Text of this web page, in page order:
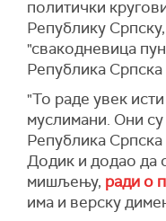
политички
Републику Српску,
"свакодневица
Република
"То раде увек
муслимани. Они
Република Српска
Додик и додао да
мишљењу, ради о
има и верску